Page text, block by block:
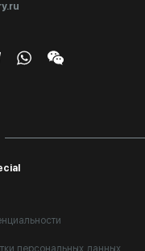
персональных данных